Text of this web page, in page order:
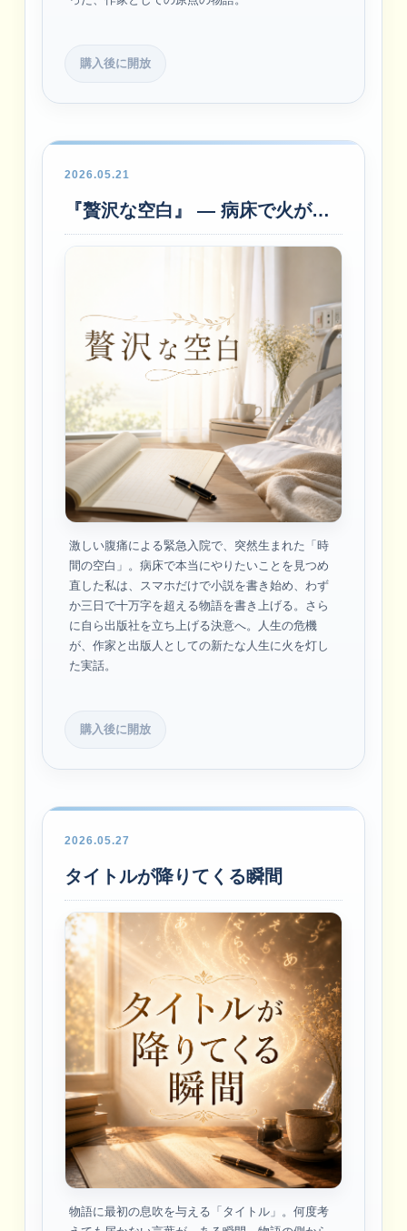
購入後に開放
2026.05.21
『贅沢な空白』 ― 病床で火がついたもう一つの人生
激しい腹痛による緊急入院で、突然生まれた「時
間の空白」。病床で本当にやりたいことを見つめ
直した私は、スマホだけで小説を書き始め、わず
か三日で十万字を超える物語を書き上げる。さら
に自ら出版社を立ち上げる決意へ。人生の危機
が、作家と出版人としての新たな人生に火を灯し
た実話。
購入後に開放
2026.05.27
タイトルが降りてくる瞬間
物語に最初の息吹を与える「タイトル」。何度考